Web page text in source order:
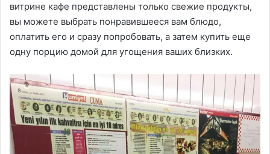
витрине кафе представлены только свежие продукты,
вы можете выбрать понравившееся вам блюдо,
оплатить его и сразу попробовать, а затем купить еще
одну порцию домой для угощения ваших близких.